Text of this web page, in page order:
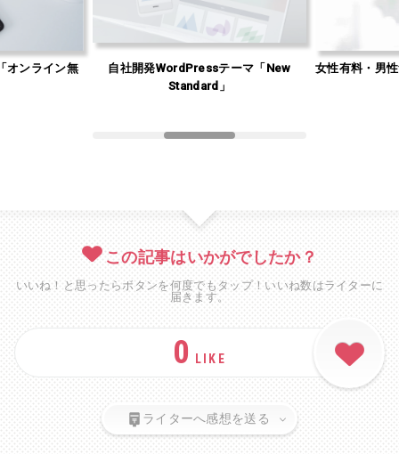
オンライン無
自社開発WordPressテーマ「New
Standard」
女性有料・男
この記事はいかがでしたか？
いいね！と思ったらボタンを何度でもタップ！いいね数はライターに
届きます。
0 LIKE
ライターへ感想を送る